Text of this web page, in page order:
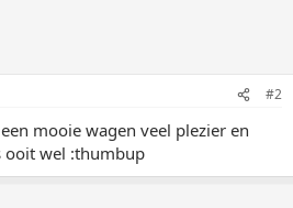
#2
mooie wagen veel plezier en
ooit wel :thumbup